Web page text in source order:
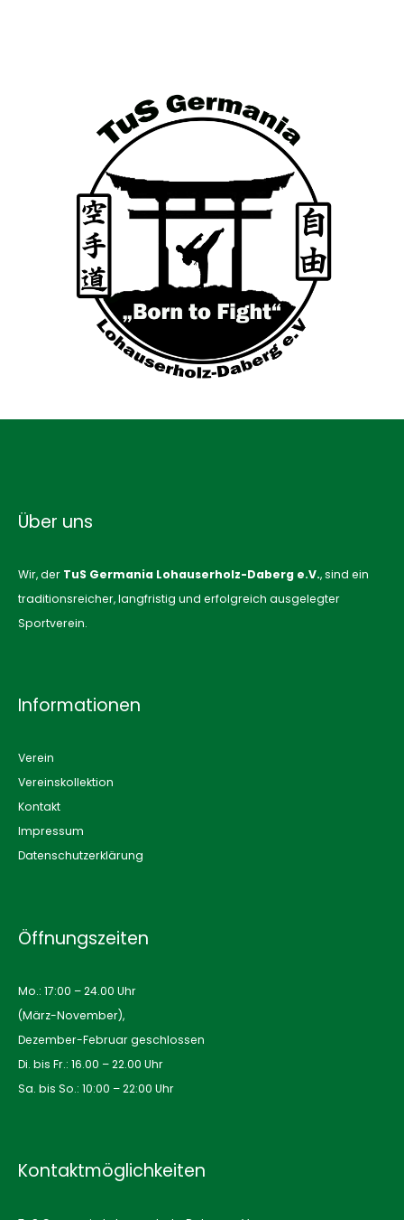
Über uns
Wir, der TuS Germania Lohauserholz-Daberg e.V., sind ein
traditionsreicher, langfristig und erfolgreich ausgelegter
Sportverein.
Informationen
Verein
Vereinskollektion
Kontakt
Impressum
Datenschutzerklärung
Öffnungszeiten
Mo.: 17:00 – 24.00 Uhr
(März-November),
Dezember-Februar geschlossen
Di. bis Fr.: 16.00 – 22.00 Uhr
Sa. bis So.: 10:00 – 22:00 Uhr
Kontaktmöglichkeiten